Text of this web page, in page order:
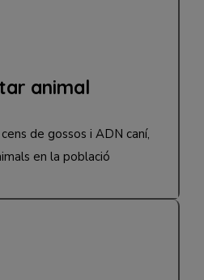
animal
de gossos i ADN caní,
en la població